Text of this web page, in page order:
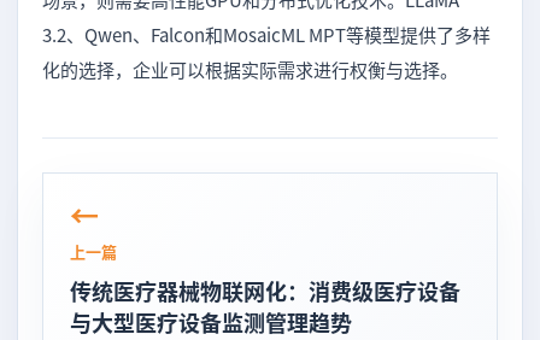
3.2、Qwen、Falcon和MosaicML MPT等模型提供了多样
化的选择，企业可以根据实际需求进行权衡与选择。
上一篇
传统医疗器械物联网化：消费级医疗设备
与大型医疗设备监测管理趋势